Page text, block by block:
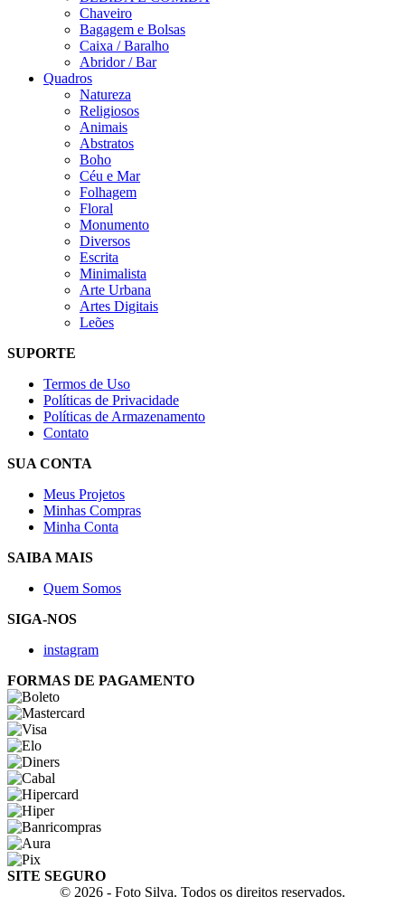
Chaveiro
Bagagem e Bolsas
Caixa / Baralho
Abridor / Bar
Quadros
Natureza
Religiosos
Animais
Abstratos
Boho
Céu e Mar
Folhagem
Floral
Monumento
Diversos
Escrita
Minimalista
Arte Urbana
Artes Digitais
Leões
SUPORTE
Termos de Uso
Políticas de Privacidade
Políticas de Armazenamento
Contato
SUA CONTA
Meus Projetos
Minhas Compras
Minha Conta
SAIBA MAIS
Quem Somos
SIGA-NOS
instagram
FORMAS DE PAGAMENTO
SITE SEGURO
© 2026 - Foto Silva. Todos os direitos reservados.